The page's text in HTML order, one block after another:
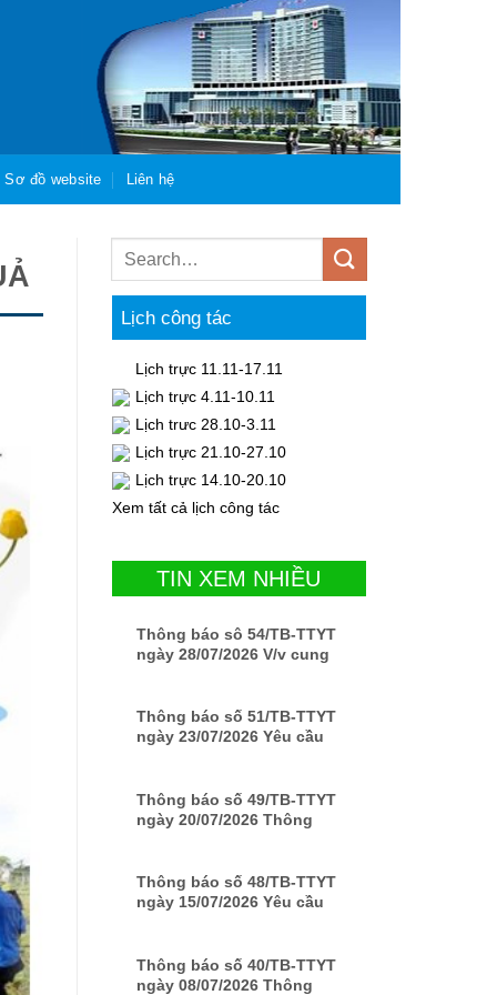
Sơ đồ website Liên hệ
Lịch công tác
Lịch trực 11.11-17.11
Lịch trực 4.11-10.11
Lịch trưc 28.10-3.11
Lịch trực 21.10-27.10
Lịch trực 14.10-20.10
Xem tất cả lịch công tác
TIN XEM NHIỀU
Thông báo sô 54/TB-TTYT
ngày 28/07/2026 V/v cung
Thông báo số 51/TB-TTYT
ngày 23/07/2026 Yêu cầu
MISUBISHI biển số 78A-
002.98
Thông báo số 49/TB-TTYT
ngày 20/07/2026 Thông
vuông cho Trung tâm Y tế
Đồng Xuân
Thông báo số 48/TB-TTYT
ngày 15/07/2026 Yêu cầu
thương Biến số 78A-00151
Thông báo số 40/TB-TTYT
ngày 08/07/2026 Thông